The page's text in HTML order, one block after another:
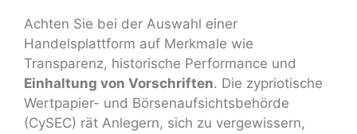
Achten Sie bei der Auswahl einer
Handelsplattform auf Merkmale wie
Transparenz, historische Performance und
Einhaltung von Vorschriften. Die zypriotische
Wertpapier- und Börsenaufsichtsbehörde
(CySEC) rät Anlegern, sich zu vergewissern,